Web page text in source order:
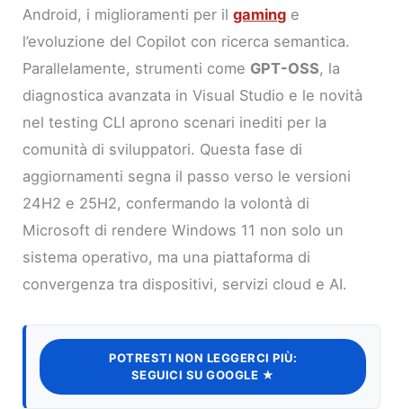
Android, i miglioramenti per ilgaming e
l’evoluzione del Copilot con ricerca semantica.
Parallelamente, strumenti come GPT-OSS, la
diagnostica avanzata in Visual Studio e le novità
nel testing CLI aprono scenari inediti per la
comunità di sviluppatori. Questa fase di
aggiornamenti segna il passo verso le versioni
24H2 e 25H2, confermando la volontà di
Microsoft di rendere Windows 11 non solo un
sistema operativo, ma una piattaforma di
convergenza tra dispositivi, servizi cloud e AI.
POTRESTI NON LEGGERCI PIÙ:
SEGUICI SU GOOGLE ★